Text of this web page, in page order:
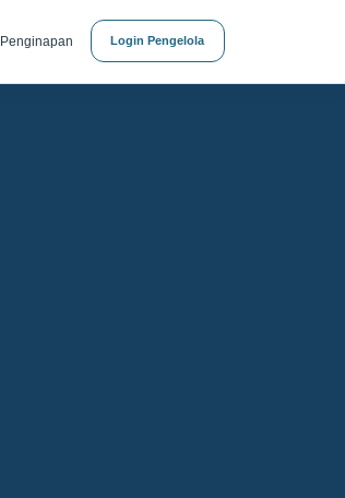
Penginapan Login Pengelola